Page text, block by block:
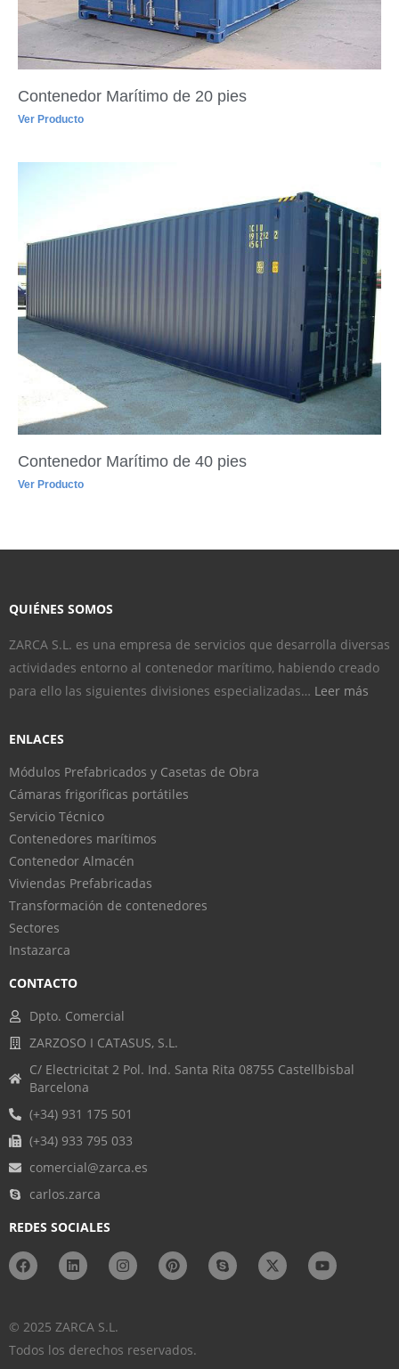
Contenedor Marítimo de 20 pies
Ver Producto
Contenedor Marítimo de 40 pies
Ver Producto
QUIÉNES SOMOS
ZARCA S.L. es una empresa de servicios que desarrolla diversas
actividades entorno al contenedor marítimo, habiendo creado
para ello las siguientes divisiones especializadas… Leer más
ENLACES
Módulos Prefabricados y Casetas de Obra
Cámaras frigoríficas portátiles
Servicio Técnico
Contenedores marítimos
Contenedor Almacén
Viviendas Prefabricadas
Transformación de contenedores
Sectores
Instazarca
CONTACTO
Dpto. Comercial
ZARZOSO I CATASUS, S.L.
C/ Electricitat 2 Pol. Ind. Santa Rita 08755 Castellbisbal
Barcelona
(+34) 931 175 501
(+34) 933 795 033
comercial@zarca.es
carlos.zarca
REDES SOCIALES
© 2025 ZARCA S.L.
Todos los derechos reservados.